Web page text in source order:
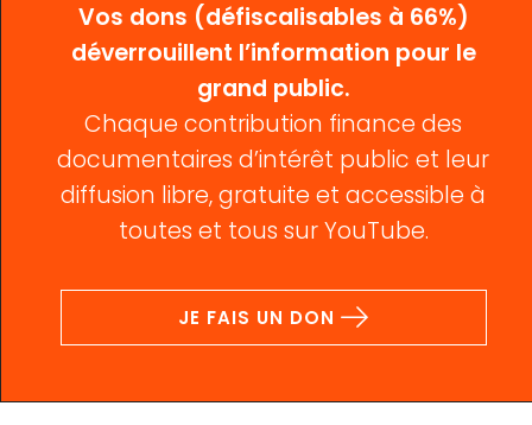
Vos dons (défiscalisables à 66%)
déverrouillent l’information pour le
grand public.
Chaque contribution finance des
documentaires d’intérêt public et leur
diffusion libre, gratuite et accessible à
toutes et tous sur YouTube.
JE FAIS UN DON